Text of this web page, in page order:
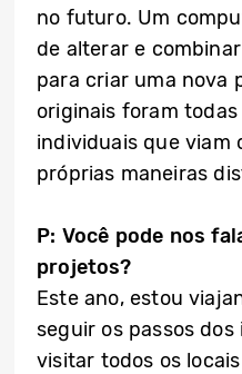
no futuro. Um
de alterar e
para criar uma nova
originais foram
individuais que viam
próprias maneiras
P: Você pode nos
projetos?
Este ano, estou
seguir os passos
visitar todos os